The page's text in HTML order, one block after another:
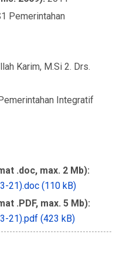
Pemerintahan
Karim, M.Si 2. Drs.
Integratif
.doc, max. 2 Mb):
21).doc (110 kB)
.PDF, max. 5 Mb):
21).pdf (423 kB)